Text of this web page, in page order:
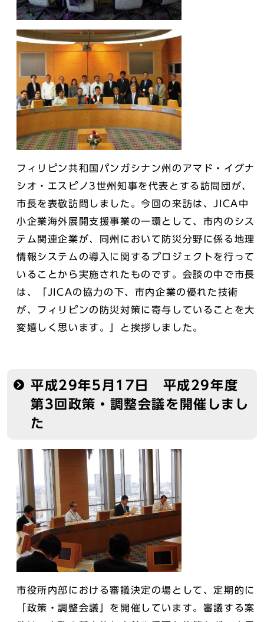
フィリピン共和国パンガシナン州のアマド・イグナ
シオ・エスピノ3世州知事を代表とする訪問団が、
市長を表敬訪問しました。今回の来訪は、JICA中
小企業海外展開支援事業の一環として、市内のシス
テム関連企業が、同州において防災分野に係る地理
情報システムの導入に関するプロジェクトを行って
いることから実施されたものです。会談の中で市長
は、「JICAの協力の下、市内企業の優れた技術
が、フィリピンの防災対策に寄与していることを大
変嬉しく思います。」と挨拶しました。
平成29年5月17日 平成29年度
第3回政策・調整会議を開催しまし
た
市役所内部における審議決定の場として、定期的に
「政策・調整会議」を開催しています。審議する案